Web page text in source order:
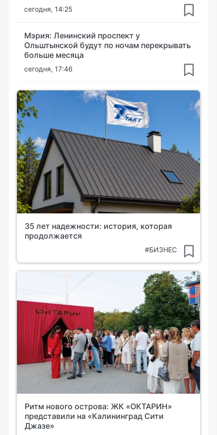
сегодня, 14:25
Мэрия: Ленинский проспект у
Ольштынской будут по ночам перекрывать
больше месяца
сегодня, 17:46
35 лет надежности: история, которая
продолжается
#БИЗНЕС
Ритм нового острова: ЖК «ОКТАРИН»
представили на «Калининград Сити
Джазе»